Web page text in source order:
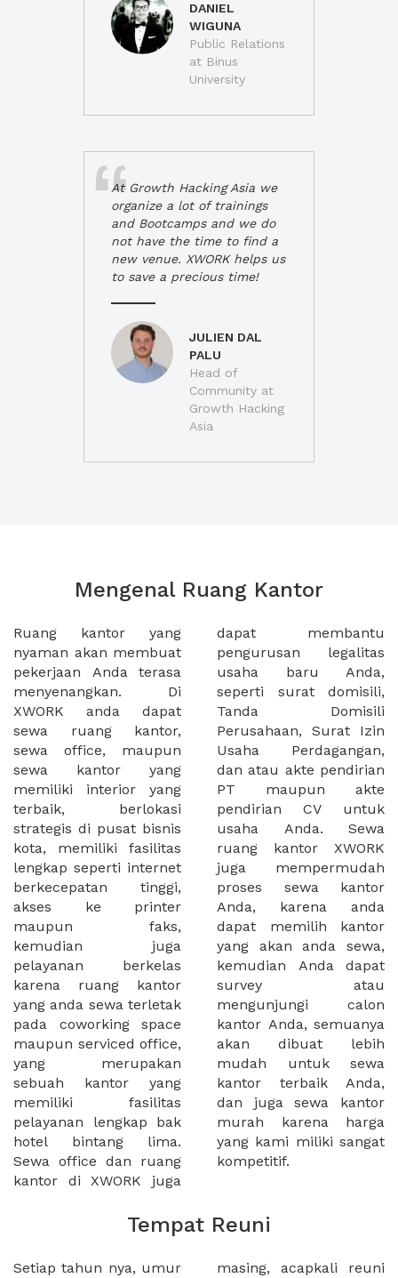
DANIEL
WIGUNA
Public Relations
at Binus
University
At Growth Hacking Asia we
organize a lot of trainings
and Bootcamps and we do
not have the time to find a
new venue. XWORK helps us
to save a precious time!
JULIEN DAL
PALU
Head of
Community at
Growth Hacking
Asia
Mengenal Ruang Kantor
Ruang kantor yang
nyaman akan membuat
pekerjaan Anda terasa
menyenangkan. Di
XWORK anda dapat
sewa ruang kantor,
sewa office, maupun
sewa kantor yang
memiliki interior yang
terbaik, berlokasi
strategis di pusat bisnis
kota, memiliki fasilitas
lengkap seperti internet
berkecepatan tinggi,
akses ke printer
maupun faks,
kemudian juga
pelayanan berkelas
karena ruang kantor
yang anda sewa terletak
pada coworking space
maupun serviced office,
yang merupakan
sebuah kantor yang
memiliki fasilitas
pelayanan lengkap bak
hotel bintang lima.
Sewa office dan ruang
kantor di XWORK juga
dapat membantu
pengurusan legalitas
usaha baru Anda,
seperti surat domisili,
Tanda Domisili
Perusahaan, Surat Izin
Usaha Perdagangan,
dan atau akte pendirian
PT maupun akte
pendirian CV untuk
usaha Anda. Sewa
ruang kantor XWORK
juga mempermudah
proses sewa kantor
Anda, karena anda
dapat memilih kantor
yang akan anda sewa,
kemudian Anda dapat
survey atau
mengunjungi calon
kantor Anda, semuanya
akan dibuat lebih
mudah untuk sewa
kantor terbaik Anda,
dan juga sewa kantor
murah karena harga
yang kami miliki sangat
kompetitif.
Tempat Reuni
Setiap tahun nya, umur
masing, acapkali reuni